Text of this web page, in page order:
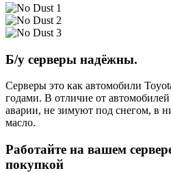
Б/у серверы надёжны.
Серверы это как автомобили
годами. В отличие от
аварии, не зимуют под снегом, в
масло.
Работайте на вашем
покупкой